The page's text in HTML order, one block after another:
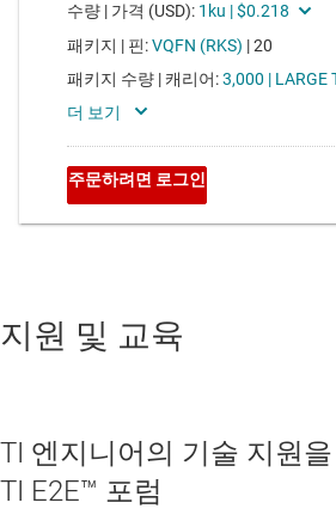
지원 및 교육
TI 엔지니어의 기술 지원
TI E2E™ 포럼